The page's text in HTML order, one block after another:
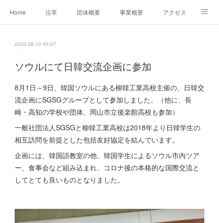
Home 沿革 団体概要 事業概要 アクセス
2023.08.10 00:07
ソウルにて日韓交流企画に参加
8月1日～9日、韓国ソウルにある柳韓工業高校主催の、日韓交
流企画にSGSGグループとして参加しました。（他に、長
崎・高知の学校や団体、岡山市立後楽館高校も参加）
一般社団法人SGSGと柳韓工業高校は2018年より日韓学生の
相互訪問を前提とした包括友好協定を結んでいます。
企画には、韓国語教室の他、韓国学生によるソウル市内ツア
ー、食事会など組み込まれ、コロナ後の本格的な国際交流と
してとても良いものとなりました。